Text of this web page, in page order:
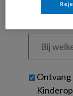
functie *
Bij
welke
je?
Untitled
Ontvang